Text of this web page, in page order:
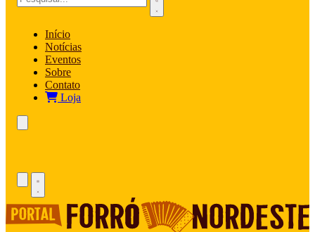
Início
Notícias
Eventos
Sobre
Contato
Loja